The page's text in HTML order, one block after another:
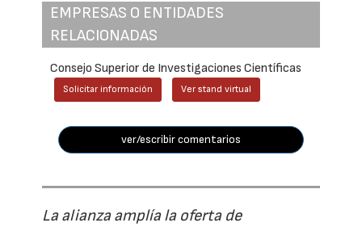
EMPRESAS O ENTIDADES
RELACIONADAS
Consejo Superior de Investigaciones Científicas
Solicitar información Ver stand virtual
ver/escribir comentarios
La alianza amplía la oferta de